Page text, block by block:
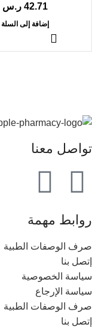
42.71 ر.س
إضافة إلى السلة
تواصل معنا
روابط مهمة
صرف الوصفات الطبية
إتصل بنا
سياسة الخصوصية
سياسة الإرجاع
صرف الوصفات الطبية
إتصل بنا